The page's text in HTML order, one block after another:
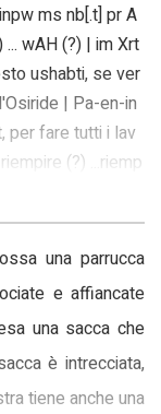
ms nb[.t] pr A
... wAH (?) | im Xrt
ushabti, se ver
| Pa-en-in
per fare tutti i lav
(?) ...riemp
| eccomi, dovra
una parrucca
e affiancate
una sacca che
è intrecciata,
tiene anche una